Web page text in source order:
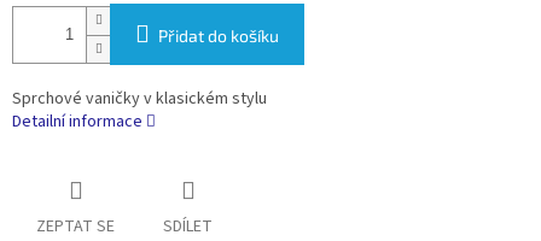
Přidat do košíku
Sprchové vaničky v klasickém stylu
Detailní informace
ZEPTAT SE SDÍLET